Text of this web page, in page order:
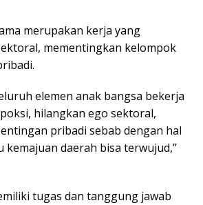
merupakan kerja yang
mementingkan kelompok
elemen anak bangsa bekerja
hilangkan ego sektoral,
pribadi sebab dengan hal
kemajuan daerah bisa terwujud,”
tugas dan tanggung jawab